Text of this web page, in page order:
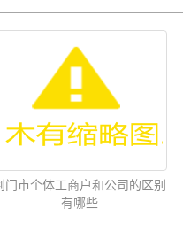
门市个体工商户和公司的区别
有哪些